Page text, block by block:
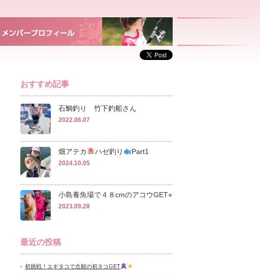
おすすめ記事
石鯛釣り 竹下釣船さん
2022.06.07
畑アテカ ハゼ釣り Part1
2024.10.05
小島養魚場で４８cmのアコウGET⭐︎
2023.09.28
最近の投稿
初挑戦！エギタコで念願の初タコGET